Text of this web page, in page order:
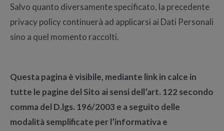
Salvo quanto diversamente specificato, la precedente
privacy policy continuerà ad applicarsi ai Dati Personali
sino a quel momento raccolti.
Questa pagina è visibile, mediante link in calce in
tutte le pagine del Sito ai sensi dell’art. 122 secondo
comma del D.lgs. 196/2003 e a seguito delle
modalità semplificate per l’informativa e